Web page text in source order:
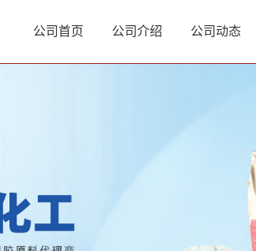
公司首页 公司介绍 公司动态